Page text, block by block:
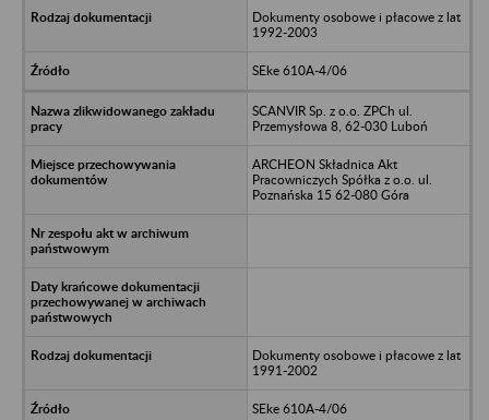
Dokumenty osobowe i płacowe z lat
1992-2003
SEke 610A-4/06
SCANVIR Sp. z o.o. ZPCh ul.
Przemysłowa 8, 62-030 Luboń
ARCHEON Składnica Akt
Pracowniczych Spółka z o.o. ul.
Poznańska 15 62-080 Góra
Dokumenty osobowe i płacowe z lat
1991-2002
SEke 610A-4/06